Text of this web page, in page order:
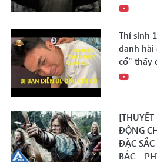
Thí sinh
danh hài
cổ" thấy
ĐỘNG
ĐẶC
BẮC –